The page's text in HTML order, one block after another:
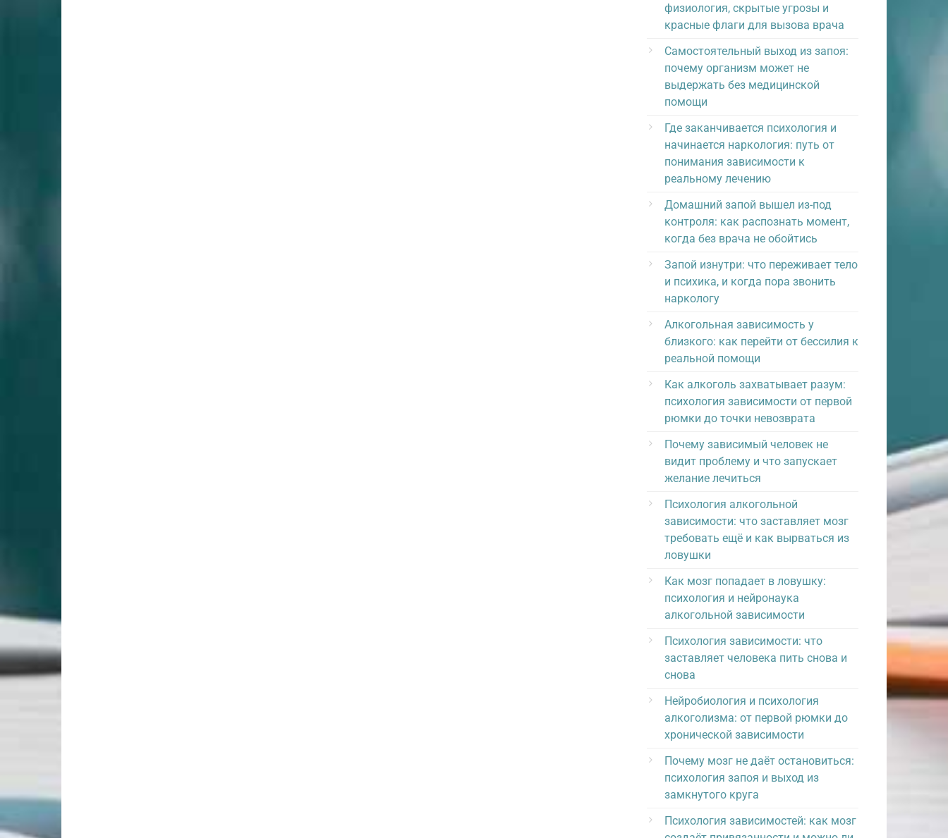
физиология, скрытые угрозы и
красные флаги для вызова врача
Самостоятельный выход из запоя:
почему организм может не
выдержать без медицинской
помощи
Где заканчивается психология и
начинается наркология: путь от
понимания зависимости к
реальному лечению
Домашний запой вышел из-под
контроля: как распознать момент,
когда без врача не обойтись
Запой изнутри: что переживает тело
и психика, и когда пора звонить
наркологу
Алкогольная зависимость у
близкого: как перейти от бессилия к
реальной помощи
Как алкоголь захватывает разум:
психология зависимости от первой
рюмки до точки невозврата
Почему зависимый человек не
видит проблему и что запускает
желание лечиться
Психология алкогольной
зависимости: что заставляет мозг
требовать ещё и как вырваться из
ловушки
Как мозг попадает в ловушку:
психология и нейронаука
алкогольной зависимости
Психология зависимости: что
заставляет человека пить снова и
снова
Нейробиология и психология
алкоголизма: от первой рюмки до
хронической зависимости
Почему мозг не даёт остановиться:
психология запоя и выход из
замкнутого круга
Психология зависимостей: как мозг